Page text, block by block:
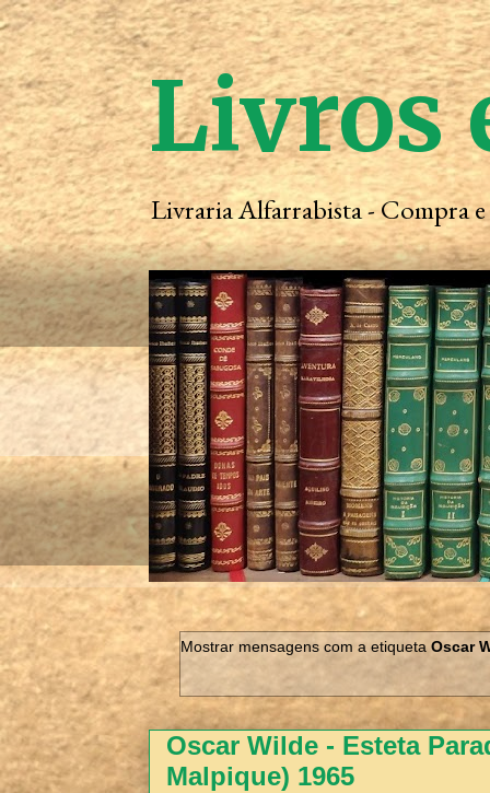
Livros
Livraria Alfarrabista - Compra
Mostrar mensagens com a etiquetaOscar
Oscar Wilde - Esteta
Malpique) 1965